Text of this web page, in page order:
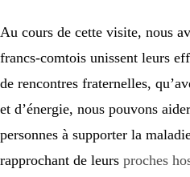
Au cours de cette visite, nous
francs-comtois unissent leurs
de rencontres fraternelles,
et d’énergie, nous pouvons
personnes à supporter la
rapprochant de leurs proches